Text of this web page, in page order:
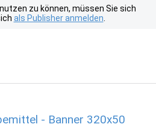
zu können, müssen Sie sich
als Publisher anmelden
- Banner 320x50